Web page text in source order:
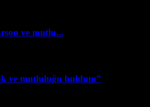
ve mutlu...
ve mutluluğu buldum”